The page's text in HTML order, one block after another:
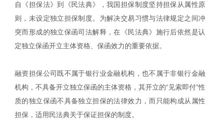
自《担保法》到《民法典》，我国担保制度坚持担保从属性原
则，未设定独立担保制度。为解决交易习惯与法律规定之间冲
突而形成的独立保函司法解释，在《民法典》施行后依然是认
定独立保函开立主体资格、保函效力的重要依据。
融资担保公司既不属于银行业金融机构，也不属于非银行金融
机构，不具备开立独立保函的主体资格，其开立的“见索即付”性
质的独立保函不具备独立担保的法律效力，而只能构成从属性
担保，适用民法典关于保证担保的制度。